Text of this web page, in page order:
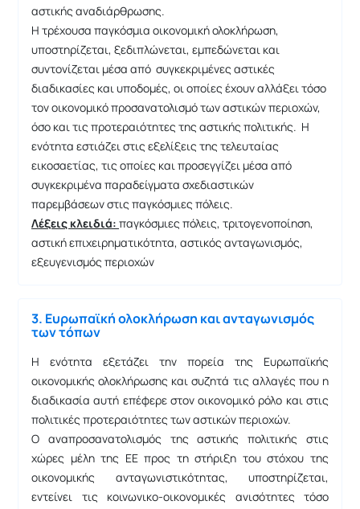
αστικής αναδιάρθρωσης.
Η τρέχουσα παγκόσμια οικονομική ολοκλήρωση,
υποστηρίζεται, ξεδιπλώνεται, εμπεδώνεται και
συντονίζεται μέσα από συγκεκριμένες αστικές
διαδικασίες και υποδομές, οι οποίες έχουν αλλάξει τόσο
τον οικονομικό προσανατολισμό των αστικών περιοχών,
όσο και τις προτεραιότητες της αστικής πολιτικής. Η
ενότητα εστιάζει στις εξελίξεις της τελευταίας
εικοσαετίας, τις οποίες και προσεγγίζει μέσα από
συγκεκριμένα παραδείγματα σχεδιαστικών
παρεμβάσεων στις παγκόσμιες πόλεις.
Λέξεις κλειδιά: παγκόσμιες πόλεις, τριτογενοποίηση,
αστική επιχειρηματικότητα, αστικός ανταγωνισμός,
εξευγενισμός περιοχών
3. Ευρωπαϊκή ολοκλήρωση και ανταγωνισμός
των τόπων
Η ενότητα εξετάζει την πορεία της Ευρωπαϊκής
οικονομικής ολοκλήρωσης και συζητά τις αλλαγές που η
διαδικασία αυτή επέφερε στον οικονομικό ρόλο και στις
πολιτικές προτεραιότητες των αστικών περιοχών.
Ο αναπροσανατολισμός της αστικής πολιτικής στις
χώρες μέλη της ΕΕ προς τη στήριξη του στόχου της
οικονομικής ανταγωνιστικότητας, υποστηρίζεται,
εντείνει τις κοινωνικο-οικονομικές ανισότητες τόσο